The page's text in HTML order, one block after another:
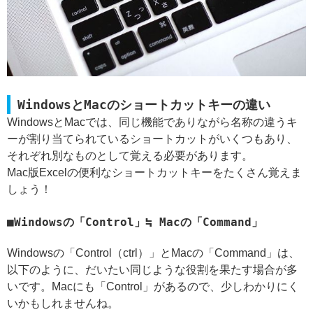
WindowsとMacのショートカットキーの違い
WindowsとMacでは、同じ機能でありながら名称の違うキ
ーが割り当てられているショートカットがいくつもあり、
それぞれ別なものとして覚える必要があります。
Mac版Excelの便利なショートカットキーをたくさん覚えま
しょう！
Windowsの「Control」≒ Macの「Command」
Windowsの「Control（ctrl）」とMacの「Command」は、
以下のように、だいたい同じような役割を果たす場合が多
いです。Macにも「Control」があるので、少しわかりにく
いかもしれませんね。